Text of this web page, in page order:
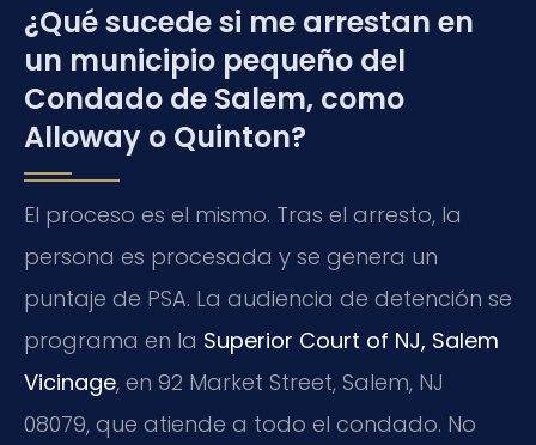
¿Qué sucede si me arrestan en
un municipio pequeño del
Condado de Salem, como
Alloway o Quinton?
El proceso es el mismo. Tras el arresto, la
persona es procesada y se genera un
puntaje de PSA. La audiencia de detención se
programa en la Superior Court of NJ, Salem
Vicinage, en 92 Market Street, Salem, NJ
08079, que atiende a todo el condado. No